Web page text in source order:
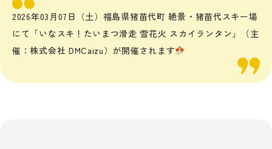
2026年03月07日（土）福島県猪苗代町 絶景・猪苗代スキー場
にて「いなスキ！たいまつ滑走 雪花火 スカイランタン」（主
催：株式会社 DMCaizu）が開催されます